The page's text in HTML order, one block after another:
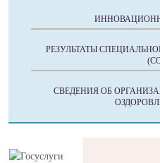
РЕЗУЛЬТАТЫ
СВЕДЕНИЯ ОБ